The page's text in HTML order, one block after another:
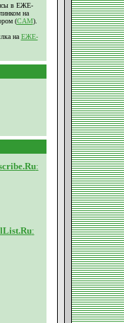
в ЕЖЕ-
на
(CAM).
на ЕЖЕ-
:
: